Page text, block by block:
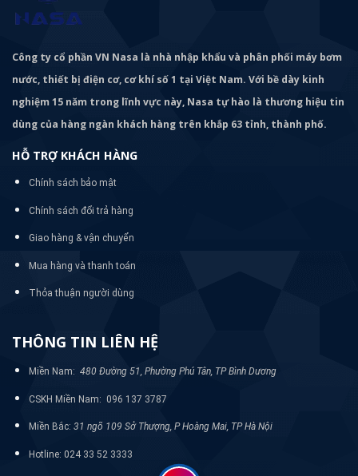
Công ty cổ phần VN Nasa là nhà nhập khẩu và phân phối máy bơm
nước, thiết bị điện cơ, cơ khí số 1 tại Việt Nam. Với bề dày kinh
nghiệm 15 năm trong lĩnh vực này, Nasa tự hào là thương hiệu tin
dùng của hàng ngàn khách hàng trên khắp 63 tỉnh, thành phố.
HỖ TRỢ KHÁCH HÀNG
Chính sách bảo mật
Chính sách đổi trả hàng
Giao hàng & vận chuyển
Mua hàng và thanh toán
Thỏa thuận người dùng
THÔNG TIN LIÊN HỆ
Miền Nam: 480 Đường 51, Phường Phú Tân, TP Bình Dương
CSKH Miền Nam: 096 137 3787
Miền Bắc: 31 ngõ 109 Sở Thượng, P Hoàng Mai, TP Hà Nội
Hotline: 024 33 52 3333